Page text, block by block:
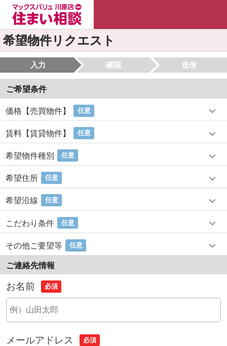
希望物件リクエスト
入力 確認 送信
ご希望条件
価格【売買物件】 任意
賃料【賃貸物件】 任意
希望物件種別 任意
希望住所 任意
希望沿線 任意
こだわり条件 任意
その他ご要望等 任意
ご連絡先情報
お名前 必須
メールアドレス 必須